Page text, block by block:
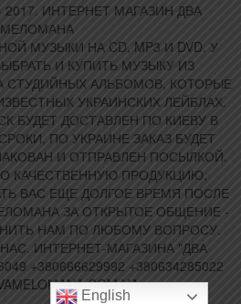
- 2017. ИНТЕРНЕТ МАГАЗИН ДВА
МЕЛОМАНА
МУЗЫКИ НА CD, MP3 И DVD. У
И КУПИТЬ МУЗЫКУ ИЗ
СТУДИЙНЫХ АЛЬБОМОВ, КОТОРЫЕ
УКРАИНСКИХ ЛЕЙБЛАХ.
БУДЕТ ДОСТАВЛЕН ПО КИЕВУ В
ПО УКРАИНЕ ЗАКАЗ БУДЕТ
И ОТПРАВЛЕН ПОСЫЛКОЙ.
КАЧЕСТВЕННУЮ ПРОДУКЦИЮ,
ВАС ЕЩЕ ДОЛГОЕ ВРЕМЯ ПОСЛЕ
ЗА ОТКРЫТОЕ ОБЩЕНИЕ -
НАМ ПО ЛЮБОМУ ВОПРОСУ.
ИНТЕРНЕТ-МАГАЗИНА "ДВА
+380666629992 +380634285022
English